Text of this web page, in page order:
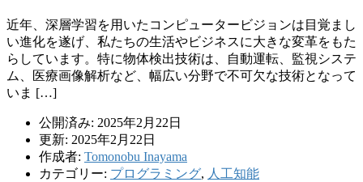
近年、深層学習を用いたコンピュータービジョンは目覚まし
い進化を遂げ、私たちの生活やビジネスに大きな変革をもた
らしています。特に物体検出技術は、自動運転、監視システ
ム、医療画像解析など、幅広い分野で不可欠な技術となって
いま […]
公開済み: 2025年2月22日
更新: 2025年2月22日
作成者: Tomonobu Inayama
カテゴリー: プログラミング, 人工知能